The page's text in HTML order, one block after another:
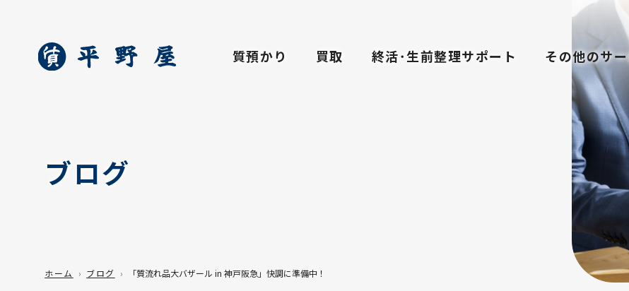
質預かり 買取 終活･生前整理サポート その他のサ
ブログ
ホーム ブログ 「質流れ品大バザール in 神戸阪急」快調に準備中！